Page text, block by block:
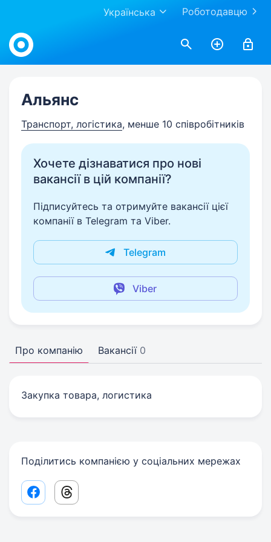
Роботодавцю
Українська
Work.ua
Альянс
Транспорт, логістика, менше 10 співробітників
Хочете дізнаватися про нові
вакансії в цій компанії?
Підписуйтесь та отримуйте вакансії цієї
компанії в Telegram та Viber.
Telegram
Viber
Про компанію Вакансії 0
Закупка товара, логистика
Поділитись компанією у соціальних мережах
Facebook share link
Threads share link